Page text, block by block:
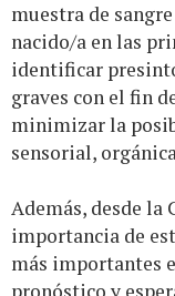
muestra de
nacido/a en las
identificar
graves con el fin
minimizar la
sensorial,
Además, desde la
importancia de
más importantes